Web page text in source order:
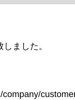
ました。